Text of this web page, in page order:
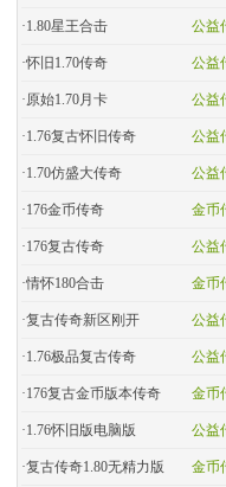
公益
·1.80星王合击
公益
·怀旧1.70传奇
公益
·原始1.70月卡
公益
·1.76复古怀旧传奇
公益
·1.70仿盛大传奇
金币
·176金币传奇
公益
·176复古传奇
金币
·情怀180合击
公益
·复古传奇新区刚开
公益
·1.76极品复古传奇
金币
·176复古金币版本传奇
公益
·1.76怀旧版电脑版
金币
·复古传奇1.80无精力版